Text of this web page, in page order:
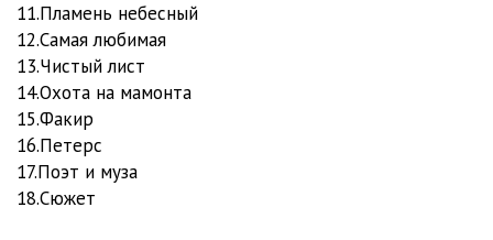
11.Пламень небесный
12.Самая любимая
13.Чистый лист
14.Охота на мамонта
15.Факир
16.Петерс
17.Поэт и муза
18.Сюжет